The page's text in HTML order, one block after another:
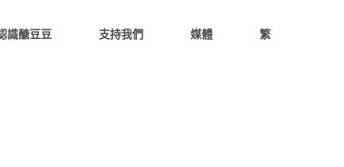
識醣豆豆 支持我們 媒體 繁